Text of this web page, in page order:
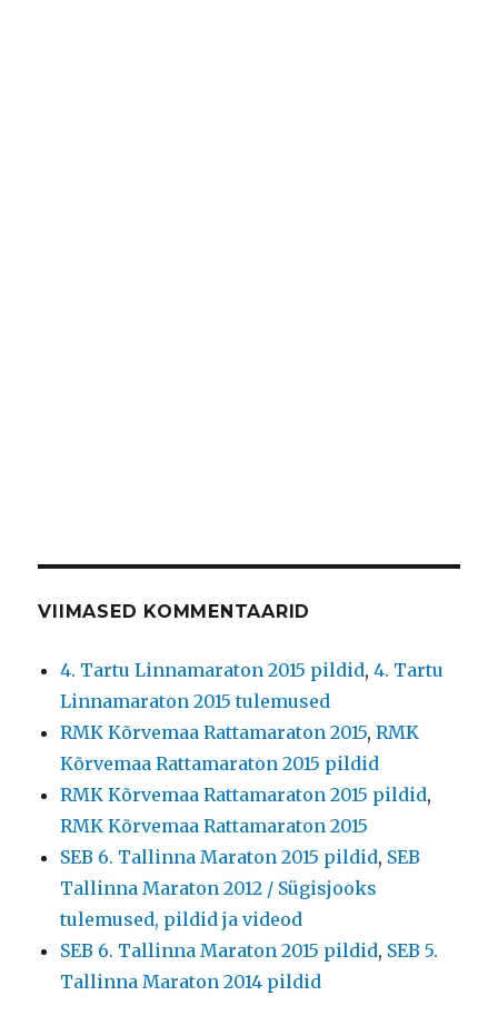
VIIMASED KOMMENTAARID
4. Tartu Linnamaraton 2015 pildid,4. Tartu
Linnamaraton 2015 tulemused
RMK Kõrvemaa Rattamaraton 2015,RMK
Kõrvemaa Rattamaraton 2015 pildid
RMK Kõrvemaa Rattamaraton 2015 pildid,
RMK Kõrvemaa Rattamaraton 2015
SEB 6. Tallinna Maraton 2015 pildid, SEB
Tallinna Maraton 2012 / Sügisjooks
tulemused, pildid ja videod
SEB 6. Tallinna Maraton 2015 pildid, SEB 5.
Tallinna Maraton 2014 pildid